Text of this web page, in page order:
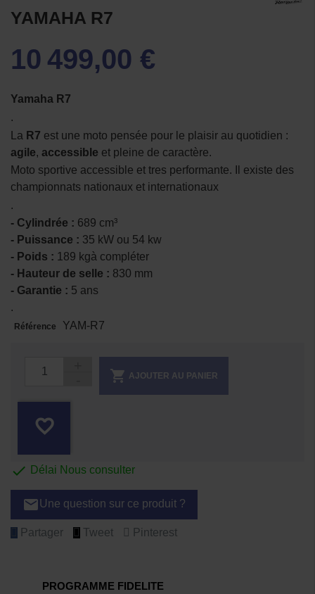
YAMAHA R7
10 499,00 €
Yamaha R7
.
La R7 est une moto pensée pour le plaisir au quotidien :
agile, accessible et pleine de caractère.
Moto sportive accessible et tres performante. Il existe des
championnats nationaux et internationaux
.
- Cylindrée : 689 cm³
- Puissance : 35 kW ou 54 kw
- Poids : 189 kgà compléter
- Hauteur de selle : 830 mm
- Garantie : 5 ans
.
Référence YAM-R7
 AJOUTER AU PANIER
favorite_border
 Délai Nous consulter
emailUne question sur ce produit ?
Partager Tweet Pinterest
PROGRAMME FIDELITE